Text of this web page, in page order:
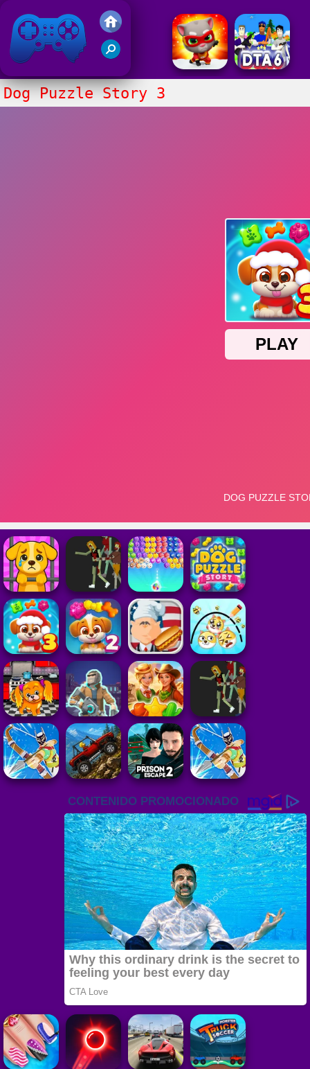
Juegos Friv 2020
Dog Puzzle Story 3